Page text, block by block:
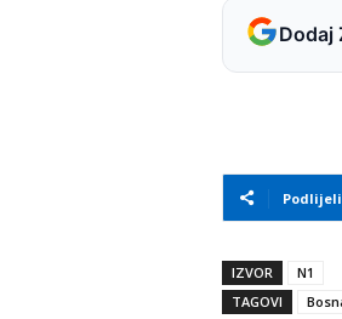
Dodaj
Podlijeli
IZVOR
N1
TAGOVI